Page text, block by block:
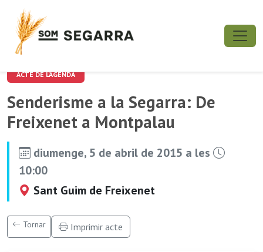
ACTE DE L'AGENDA
Senderisme a la Segarra: De
Freixenet a Montpalau
diumenge, 5 de abril de 2015 a les
10:00
Sant Guim de Freixenet
Tornar Imprimir acte